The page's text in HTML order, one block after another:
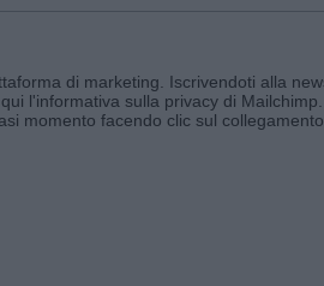
di marketing. Iscrivendoti alla
l'informativa sulla privacy di Mailchimp
momento facendo clic sul